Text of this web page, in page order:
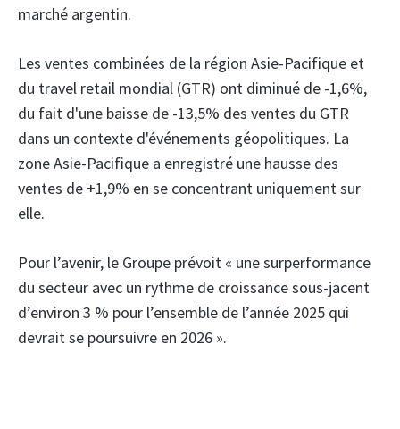
marché argentin.
Les ventes combinées de la région Asie-Pacifique et
du travel retail mondial (GTR) ont diminué de -1,6%,
du fait d'une baisse de -13,5% des ventes du GTR
dans un contexte d'événements géopolitiques. La
zone Asie-Pacifique a enregistré une hausse des
ventes de +1,9% en se concentrant uniquement sur
elle.
Pour l’avenir, le Groupe prévoit « une surperformance
du secteur avec un rythme de croissance sous-jacent
d’environ 3 % pour l’ensemble de l’année 2025 qui
devrait se poursuivre en 2026 ».